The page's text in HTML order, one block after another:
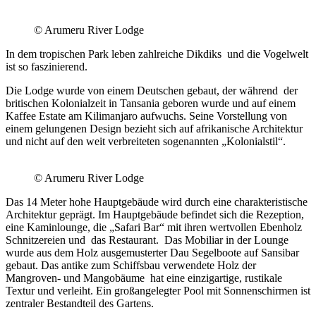
© Arumeru River Lodge
In dem tropischen Park leben zahlreiche Dikdiks und die Vogelwelt
ist so faszinierend.
Die Lodge wurde von einem Deutschen gebaut, der während der
britischen Kolonialzeit in Tansania geboren wurde und auf einem
Kaffee Estate am Kilimanjaro aufwuchs. Seine Vorstellung von
einem gelungenen Design bezieht sich auf afrikanische Architektur
und nicht auf den weit verbreiteten sogenannten „Kolonialstil“.
© Arumeru River Lodge
Das 14 Meter hohe Hauptgebäude wird durch eine charakteristische
Architektur geprägt. Im Hauptgebäude befindet sich die Rezeption,
eine Kaminlounge, die „Safari Bar“ mit ihren wertvollen Ebenholz
Schnitzereien und das Restaurant. Das Mobiliar in der Lounge
wurde aus dem Holz ausgemusterter Dau Segelboote auf Sansibar
gebaut. Das antike zum Schiffsbau verwendete Holz der
Mangroven- und Mangobäume hat eine einzigartige, rustikale
Textur und verleiht. Ein großangelegter Pool mit Sonnenschirmen ist
zentraler Bestandteil des Gartens.